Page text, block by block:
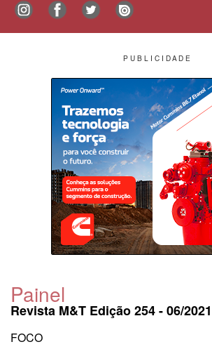
P U B L I C I D A D E
Painel
Revista M&T Edição 254 - 06/2021
FOCO